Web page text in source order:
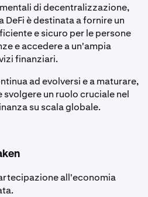
di decentralizzazione,
è destinata a fornire un
e sicuro per le persone
e accedere a un'ampia
finanziari.
ad evolversi e a maturare,
un ruolo cruciale nel
su scala globale.
all'economia